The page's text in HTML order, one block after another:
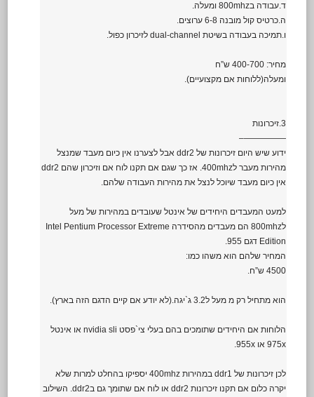
ד.עבודה ב800mhz ומעלה.
ה.כרטיס קול מובנה 6-8 ערוצים.
ו.תמיכה בעבודה בשיטת dual-channel לזיכרון כפול.
מחיר: 400-700 ש”ח
ומעלה(ללוחות אם מקצועיים).
3.זיכרונות
—————–
ידוע שיש היום זיכרונות של ddr2 אבל לצערנו אין כיום מעבד שמנצל
מהירות מעבר ל400mhz. אז כך שגם אם תקנו לוח אם וזיכרון שהם ddr2
אין כיום מעבד שיוכל לנצל את מהירות העבודה שלהם.
למעט המעבדים היחידים של אינטל שעובדים במהירות של מעל
ל800mhz הם מעבדים מהסידרה Intel Pentium Processor Extreme
Edition דגם 955.
המחיר שלהם הוא משהו כמו:
4500 ש”ח.
הוא מתחיל רק מ מעל ל3.2 ג`יגה.(לא יודע אם קיים הדגם הזה בארץ).
הלוחות אם היחידים שתומכים בהם בעלי צי`פסט nvidia sli או אינטל
975x או 955x.
לכן זיכרונות של ddr1 במהירות 400mhz יספיקו בהחלט למרות שלא
יקרה כלום אם תקנו זיכרונות ddr2 או לוח אם שתומך גם בddr2. השילוב